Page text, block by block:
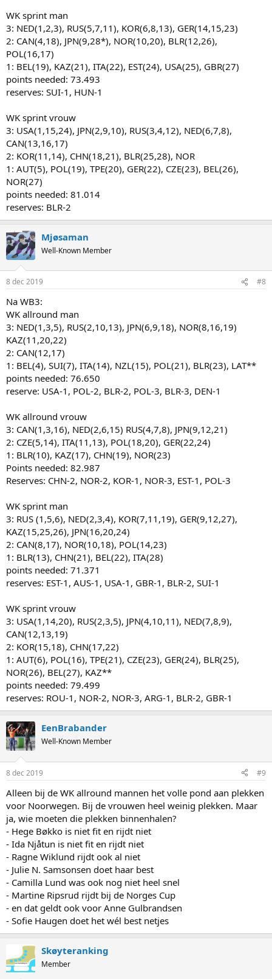
WK sprint man
3: NED(1,2,3), RUS(5,7,11), KOR(6,8,13), GER(14,15,23)
2: CAN(4,18), JPN(9,28*), NOR(10,20), BLR(12,26),
POL(16,17)
1: BEL(19), KAZ(21), ITA(22), EST(24), USA(25), GBR(27)
points needed: 73.493
reserves: SUI-1, HUN-1
WK sprint vrouw
3: USA(1,15,24), JPN(2,9,10), RUS(3,4,12), NED(6,7,8),
CAN(13,16,17)
2: KOR(11,14), CHN(18,21), BLR(25,28), NOR
1: AUT(5), POL(19), TPE(20), GER(22), CZE(23), BEL(26),
NOR(27)
points needed: 81.014
reserves: BLR-2
Mjøsaman
Well-Known Member
8 dec 2019 #8
Na WB3:
WK allround man
3: NED(1,3,5), RUS(2,10,13), JPN(6,9,18), NOR(8,16,19)
KAZ(11,20,22)
2: CAN(12,17)
1: BEL(4), SUI(7), ITA(14), NZL(15), POL(21), BLR(23), LAT**
points needed: 76.650
reserve: USA-1, POL-2, BLR-2, POL-3, BLR-3, DEN-1
WK allround vrouw
3: CAN(1,3,16), NED(2,6,15) RUS(4,7,8), JPN(9,12,21)
2: CZE(5,14), ITA(11,13), POL(18,20), GER(22,24)
1: BLR(10), KAZ(17), CHN(19), NOR(23)
Points needed: 82.987
Reserves: CHN-2, NOR-2, KOR-1, NOR-3, EST-1, POL-3
WK sprint man
3: RUS (1,5,6), NED(2,3,4), KOR(7,11,19), GER(9,12,27),
KAZ(15,25,26), JPN(16,20,24)
2: CAN(8,17), NOR(10,18), POL(14,23)
1: BLR(13), CHN(21), BEL(22), ITA(28)
points needed: 71.371
reserves: EST-1, AUS-1, USA-1, GBR-1, BLR-2, SUI-1
WK sprint vrouw
3: USA(1,14,20), RUS(2,3,5), JPN(4,10,11), NED(7,8,9),
CAN(12,13,19)
2: KOR(15,18), CHN(17,22)
1: AUT(6), POL(16), TPE(21), CZE(23), GER(24), BLR(25),
NOR(26), BEL(27), KAZ**
points needed: 79.499
reserves: ROU-1, NOR-2, NOR-3, ARG-1, BLR-2, GBR-1
EenBrabander
Well-Known Member
8 dec 2019 #9
Alleen bij de WK allround mannen het volle pond aan plekken
voor Noorwegen. Bij de vrouwen heel weinig plekken. Maar
ja, wie moeten die plekken binnenhalen?
- Hege Bøkko is niet fit en rijdt niet
- Ida Njåtun is niet fit en rijdt niet
- Ragne Wiklund rijdt ook al niet
- Julie N. Samsonsen doet haar best
- Camilla Lund was ook nog niet heel snel
- Martine Ripsrud rijdt bij de Norges Cup
- en dat geldt ook voor Anne Gulbrandsen
- Sofie Haugen doet het wél best netjes
Skøyteranking
Member